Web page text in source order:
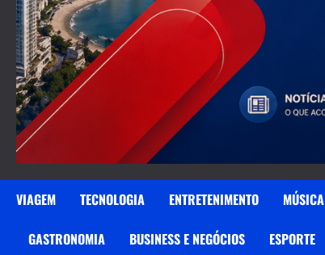
VIAGEM TECNOLOGIA ENTRETENIMENTO MÚSICA
GASTRONOMIA BUSINESS E NEGÓCIOS ESPORTE